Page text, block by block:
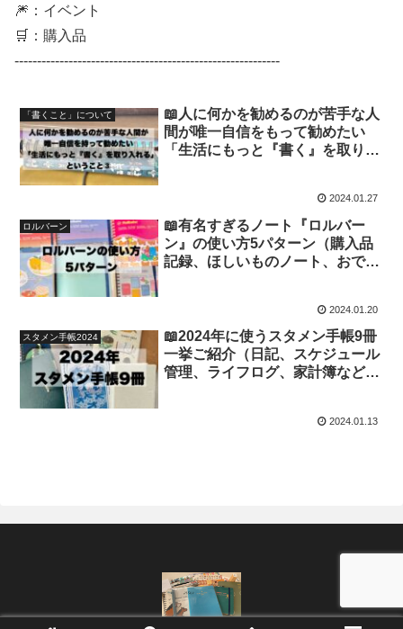
🎆：イベント
🛒：購入品
-----------------------------------------------------------
「書くこと」について
📖人に何かを勧めるのが苦手な人
間が唯一自信をもって勧めたい
「生活にもっと『書く』を取り入
理由）【手帳・文具沼に浸かるな
んとなく専業主婦の手帳生活】
2024.01.27
ロルバーン
📖有名すぎるノート『ロルバー
ン』の使い方5パターン（購入品
記録、ほしいものノート、おでか
2024.01.20
スタメン手帳2024
📖2024年に使うスタメン手帳9冊
一挙ご紹介（日記、スケジュール
管理、ライフログ、家計簿など使
2024.01.13